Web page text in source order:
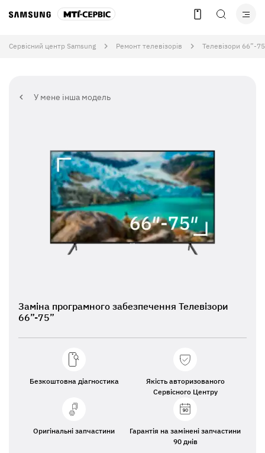
Сервісний центр Samsung Ремонт телевізорів Телевізори 66”-
У мене інша модель
Заміна програмного забезпечення Телевізори
66”-75”
Безкоштовна діагностика
Якість авторизованого
Сервісного Центру
Оригінальні запчастини
Гарантія на замінені запчастини
90 днів